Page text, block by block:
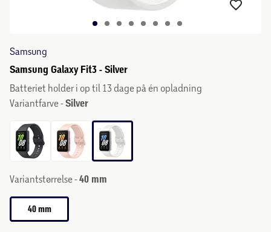
Samsung
Samsung Galaxy Fit3 - Silver
Batteriet holder i op til 13 dage på én opladning
Variantfarve -Silver
Variantstørrelse -40 mm
40 mm